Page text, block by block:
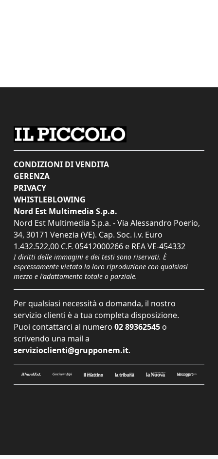
CONDIZIONI DI VENDITA
GERENZA
PRIVACY
WHISTLEBLOWING
Nord Est Multimedia S.p.a.
Nord Est Multimedia S.p.a. - Via Alessandro Poerio,
34, 30171 Venezia (VE). Cap. Soc. i.v. Euro
1.432.522,00 C.F. 05412000266 e REA VE-454332
I diritti delle immagini e dei testi sono riservati. È
espressamente vietata la loro riproduzione con qualsiasi
mezzo e l'adattamento totale o parziale.
Per qualsiasi necessità o domanda, il nostro
servizio clienti è a tua completa disposizione.
Puoi contattarci al numero 02 89362545 o
scrivendo una mail a
servizioclienti@grupponem.it.